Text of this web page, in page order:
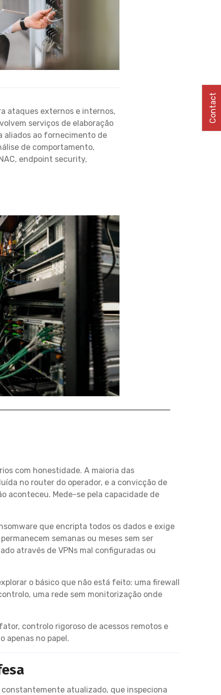
ataques externos e internos,
serviços de elaboração
aliados ao fornecimento de
de comportamento,
endpoint security,
com honestidade. A maioria das
no router do operador, e a convicção de
aconteceu. Mede-se pela capacidade de
que encripta todos os dados e exige
semanas ou meses sem ser
através de VPNs mal configuradas ou
o básico que não está feito: uma firewall
uma rede sem monitorização onde
controlo rigoroso de acessos remotos e
apenas no papel.
atualizado, que inspeciona
Contact